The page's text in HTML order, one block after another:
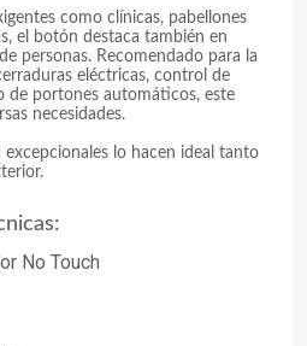
como clínicas, pabellones
el botón destaca también en
personas. Recomendado para la
eléctricas, control de
de portones automáticos, este
necesidades.
excepcionales lo hacen ideal tanto
No Touch